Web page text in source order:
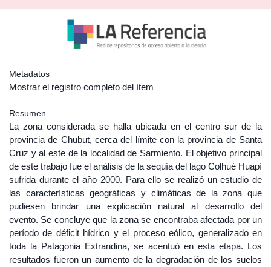
Metadatos
Mostrar el registro completo del ítem
Resumen
La zona considerada se halla ubicada en el centro sur de la
provincia de Chubut, cerca del límite con la provincia de Santa
Cruz y al este de la localidad de Sarmiento. El objetivo principal
de este trabajo fue el análisis de la sequía del lago Colhué Huapí
sufrida durante el año 2000. Para ello se realizó un estudio de
las características geográficas y climáticas de la zona que
pudiesen brindar una explicación natural al desarrollo del
evento. Se concluye que la zona se encontraba afectada por un
período de déficit hídrico y el proceso eólico, generalizado en
toda la Patagonia Extrandina, se acentuó en esta etapa. Los
resultados fueron un aumento de la degradación de los suelos